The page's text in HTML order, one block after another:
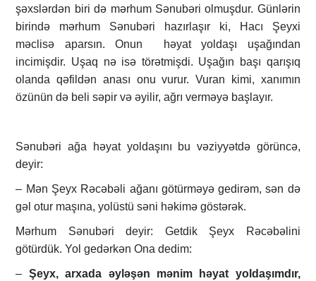
şəxslərdən biri də mərhum Sənubəri olmuşdur. Günlərin
birində mərhum Sənubəri hazırlaşır ki, Hacı Şeyxi
məclisə aparsın. Onun həyat yoldaşı uşağından
incimişdir. Uşaq nə isə törətmişdi. Uşağın başı qarışıq
olanda qəfildən anası onu vurur. Vuran kimi, xanımın
özünün də beli səpir və əyilir, ağrı verməyə başlayır.
Sənubəri ağa həyat yoldaşını bu vəziyyətdə görüncə,
deyir:
– Mən Şeyx Rəcəbəli ağanı götürməyə gedirəm, sən də
gəl otur maşına, yolüstü səni həkimə göstərək.
Mərhum Sənubəri deyir: Getdik Şeyx Rəcəbəlini
götürdük. Yol gedərkən Ona dedim:
– Şeyx, arxada əyləşən mənim həyat yoldaşımdır,